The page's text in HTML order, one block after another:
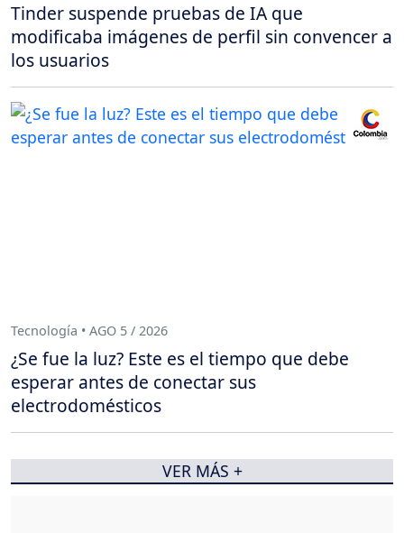
Tinder suspende pruebas de IA que
modificaba imágenes de perfil sin convencer a
los usuarios
Tecnología • AGO 5 / 2026
¿Se fue la luz? Este es el tiempo que debe
esperar antes de conectar sus
electrodomésticos
VER MÁS +